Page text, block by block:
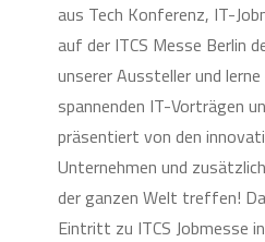
aus Tech Konferenz, IT-
auf der ITCS Messe Berlin
unserer Aussteller und
spannenden IT-Vorträgen
präsentiert von den
Unternehmen und
der ganzen Welt treffen!
Eintritt zu ITCS Jobmesse